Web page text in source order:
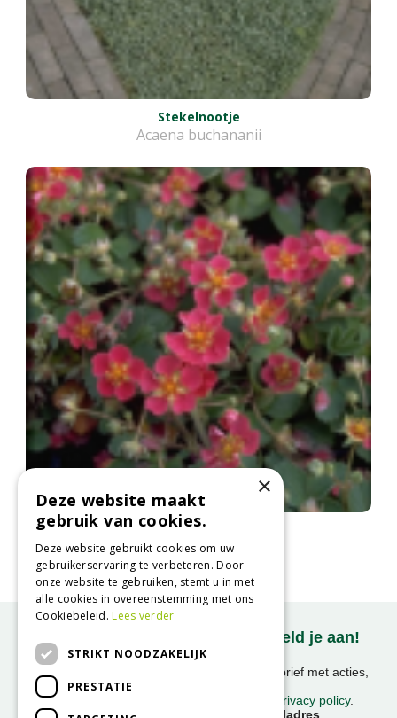
Stekelnootje
Acaena buchananii
Aardbei
Fragaria 'Red Ruby'
Onze nieuwsbrief ontvangen? Meld je aan!
Ontvang ongeveer 1x per week onze nieuwsbrief met acties,
We slaan uw gegevens op conform onze
privacy policy.
Voornaam
E-mailadres
×
Deze website maakt
gebruik van cookies.
Deze website gebruikt cookies om uw
gebruikerservaring te verbeteren. Door
onze website te gebruiken, stemt u in met
alle cookies in overeenstemming met ons
Cookiebeleid.Lees verder
STRIKT NOODZAKELIJK
PRESTATIE